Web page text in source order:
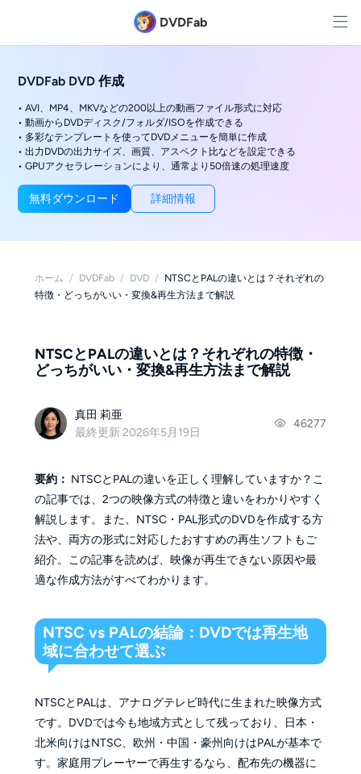
DVDFab
DVDFab DVD 作成
• AVI、MP4、MKVなどの200以上の動画ファイル形式に対応
• 動画からDVDディスク/フォルダ/ISOを作成できる
• 多彩なテンプレートを使ってDVDメニューを簡単に作成
• 出力DVDの出力サイズ、画質、アスペクト比などを設定できる
• GPUアクセラレーションにより、通常より50倍速の処理速度
無料ダウンロード 詳細情報
ホーム / DVDFab / DVD / NTSCとPALの違いとは？それぞれの
特徴・どっちがいい・変換&再生方法まで解説
NTSCとPALの違いとは？それぞれの特徴・
どっちがいい・変換&再生方法まで解説
真田 莉亜
最終更新 2026年5月19日
46277
要約： NTSCとPALの違いを正しく理解していますか？こ
の記事では、2つの映像方式の特徴と違いをわかりやすく
解説します。また、NTSC・PAL形式のDVDを作成する方
法や、両方の形式に対応したおすすめの再生ソフトもご
紹介。この記事を読めば、映像が再生できない原因や最
適な作成方法がすべてわかります。
NTSC vs PALの結論：DVDでは再生地
域に合わせて選ぶ
NTSCとPALは、アナログテレビ時代に生まれた映像方式
です。DVDでは今も地域方式として残っており、日本・
北米向けはNTSC、欧州・中国・豪州向けはPALが基本で
す。家庭用プレーヤーで再生するなら、配布先の機器に